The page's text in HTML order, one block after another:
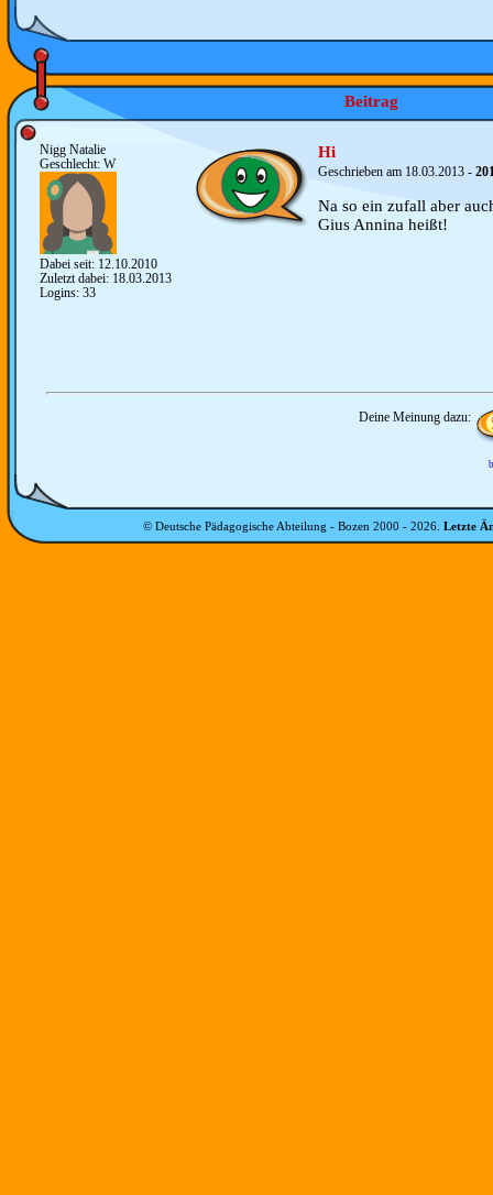
Beitrag
Nigg Natalie
Geschlecht: W
Dabei seit: 12.10.2010
Zuletzt dabei: 18.03.2013
Logins: 33
Hi
Geschrieben am 18.03.2013 -
Na so ein zufall aber
Gius Annina heißt!
Deine Meinung dazu:
© Deutsche Pädagogische Abteilung - Bozen 2000 - 2026 Letzte